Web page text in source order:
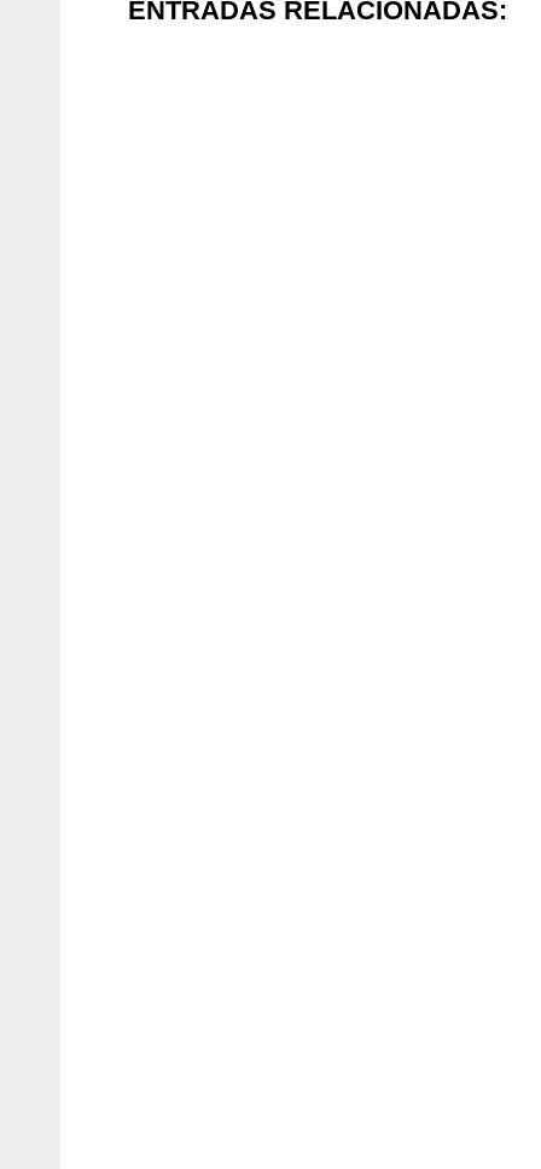
ENTRADAS RELACIONADAS: